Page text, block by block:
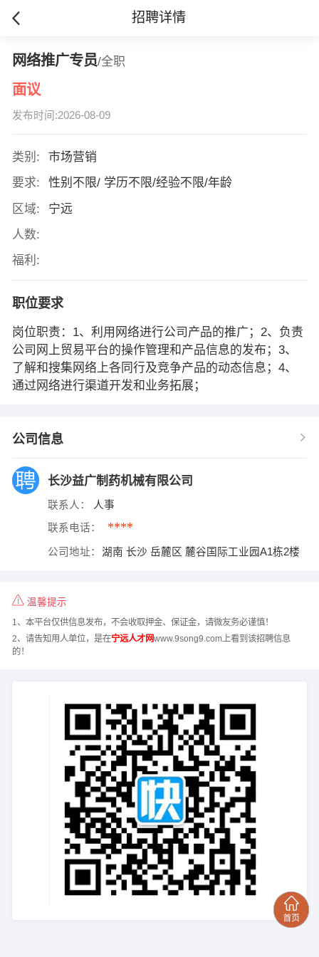
招聘详情
网络推广专员/全职
面议
发布时间:2026-08-09
类别:
市场营销
要求:
性别不限/ 学历不限/经验不限/年龄
区域:
宁远
人数:
福利:
职位要求
岗位职责：1、利用网络进行公司产品的推广；2、负责
公司网上贸易平台的操作管理和产品信息的发布；3、
了解和搜集网络上各同行及竞争产品的动态信息；4、
通过网络进行渠道开发和业务拓展；
公司信息
长沙益广制药机械有限公司
联系人： 人事
联系电话： ****
公司地址： 湖南 长沙 岳麓区 麓谷国际工业园A1栋2楼
温馨提示
1、本平台仅供信息发布，不会收取押金、保证金，请微友务必谨慎！
2、请告知用人单位，是在宁远人才网www.9song9.com上看到该招聘信息
的！